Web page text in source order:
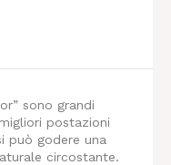
sono grandi
postazioni
può godere una
circostante.